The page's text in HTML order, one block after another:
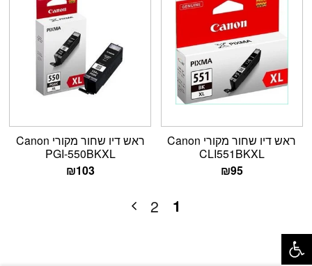
ראש דיו שחור מקורי Canon
CLI551BKXL
₪95
ראש דיו שחור מקורי Canon
PGI-550BKXL
₪103
1
2
פתח סרגל נגישות